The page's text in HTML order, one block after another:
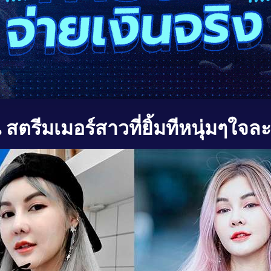
สตรีมเมอร์สาวที่ยิ้มทีหนุ่มๆใจล